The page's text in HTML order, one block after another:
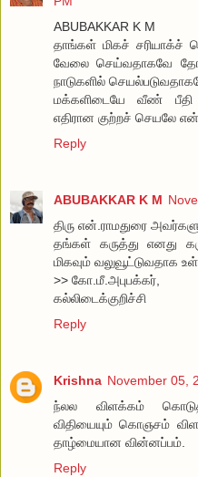
ABUBAKKAR K M
தாங்கள் மிகச் சரியாக்ச்
வேலை செய்வதாகவே
நாடுகளில்
மக்களிடையே வீண் பீதி
எதிரான குற்றச் செயலே
Reply
ABUBAKKAR K M
திரு என்.ராமதுரை
தங்கள் கருத்து எனது
மிகவும் வலுவூட்டுவதாக
>> கோ.மீ.அபுபக்கர்,
கல்லிடைக்குறிச்சி
Reply
Krishna November 05,
ந்லல விளக்கம்
விதியையும் கொஞசம்
தாழ்மையான வின்னப்பம்.
Reply